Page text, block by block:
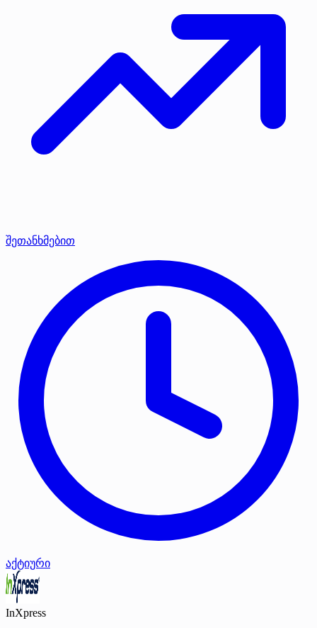
შეთანხმებით
აქტიური
InXpress